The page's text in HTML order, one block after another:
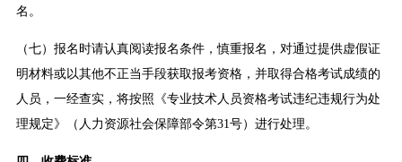
名。
（七）报名时请认真阅读报名条件，慎重报名，对通过提供虚假证
明材料或以其他不正当手段获取报考资格，并取得合格考试成绩的
人员，一经查实，将按照《专业技术人员资格考试违纪违规行为处
理规定》（人力资源社会保障部令第31号）进行处理。